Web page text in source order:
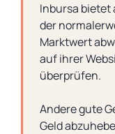
Inbursa bietet
der
Marktwert
auf ihrer
überprüfen.
Andere gute
Geld